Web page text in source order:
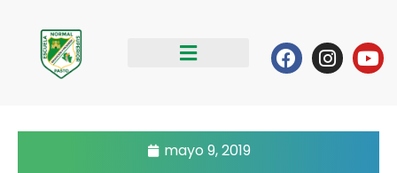
contenido
Facebook
mayo 9, 2019